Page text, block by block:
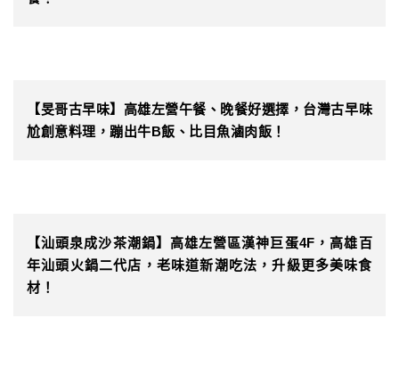
【旻哥古早味】高雄左營午餐、晚餐好選擇，台灣古早味
尬創意料理，蹦出牛B飯、比目魚滷肉飯！
【汕頭泉成沙茶潮鍋】高雄左營區漢神巨蛋4F，高雄百
年汕頭火鍋二代店，老味道新潮吃法，升級更多美味食
材！